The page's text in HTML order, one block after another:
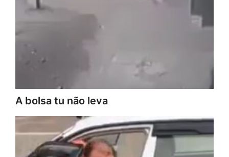
A bolsa tu não leva